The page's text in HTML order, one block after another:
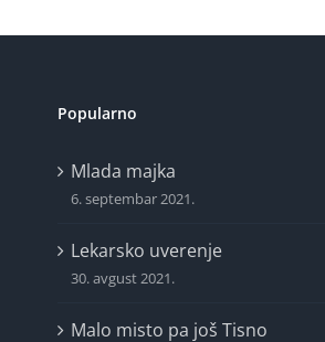
Mlada majka
Lekarsko uverenje
Malo misto pa još Tisno